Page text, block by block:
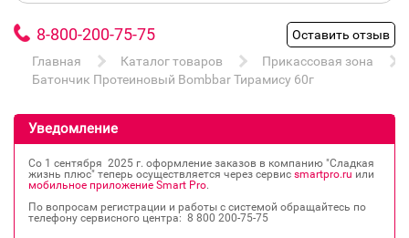
8-800-200-75-75
Оставить отзыв
Главная
Каталог товаров
Прикассовая зона
Батончик Протеиновый Bombbar Тирамису 60г
Уведомление
Со 1 сентября 2025 г. оформление заказов в компанию "Сладкая
жизнь плюс" теперь осуществляется через сервис smartpro.ru или
мобильное приложение Smart Pro.
По вопросам регистрации и работы с системой обращайтесь по
телефону сервисного центра: 8 800 200‐75‐75